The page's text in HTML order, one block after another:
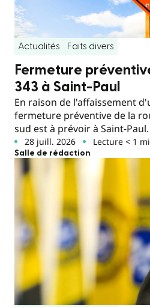
Actualités Faits divers
Fermeture
343 à Saint-Paul
En raison de l'affaissement
fermeture préventive de la
sud est à prévoir à Saint-Paul.
28 juill. 2026 Lecture < 1
Salle de rédaction